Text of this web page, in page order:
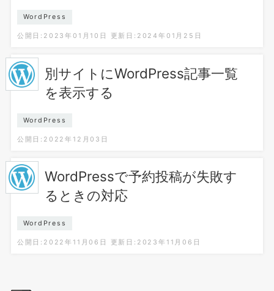
WordPress
公開日:2023年01月10日 更新日:2024年01月25日
別サイトにWordPress記事一覧
を表示する
WordPress
公開日:2022年12月03日
WordPressで予約投稿が失敗す
るときの対応
WordPress
公開日:2022年11月06日 更新日:2023年11月06日